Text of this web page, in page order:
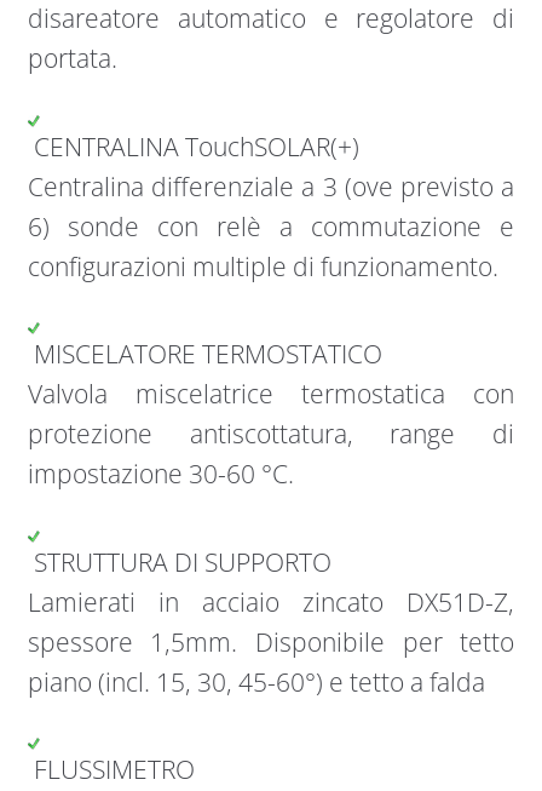
disareatore automatico e regolatore di
portata.
CENTRALINA TouchSOLAR(+)
Centralina differenziale a 3 (ove previsto a
6) sonde con relè a commutazione e
configurazioni multiple di funzionamento.
MISCELATORE TERMOSTATICO
Valvola miscelatrice termostatica con
protezione antiscottatura, range di
impostazione 30-60 °C.
STRUTTURA DI SUPPORTO
Lamierati in acciaio zincato DX51D-Z,
spessore 1,5mm. Disponibile per tetto
piano (incl. 15, 30, 45-60°) e tetto a falda
FLUSSIMETRO